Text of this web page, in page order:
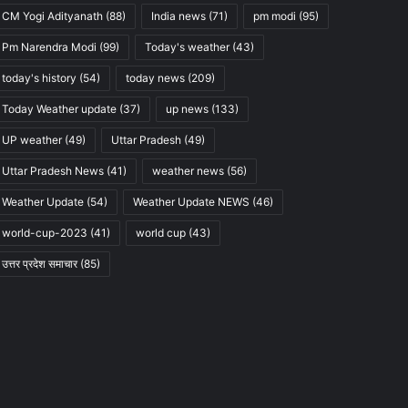
CM Yogi Adityanath(88) India news(71) pm modi (95)
Pm Narendra Modi (99) Today's weather(43)
today's history (54) today news(209)
Today Weather update(37) up news(133)
UP weather(49) Uttar Pradesh(49)
Uttar Pradesh News(41) weather news(56)
Weather Update(54) Weather Update NEWS (46)
world-cup-2023 (41) world cup(43)
उत्तर प्रदेश समाचार(85)